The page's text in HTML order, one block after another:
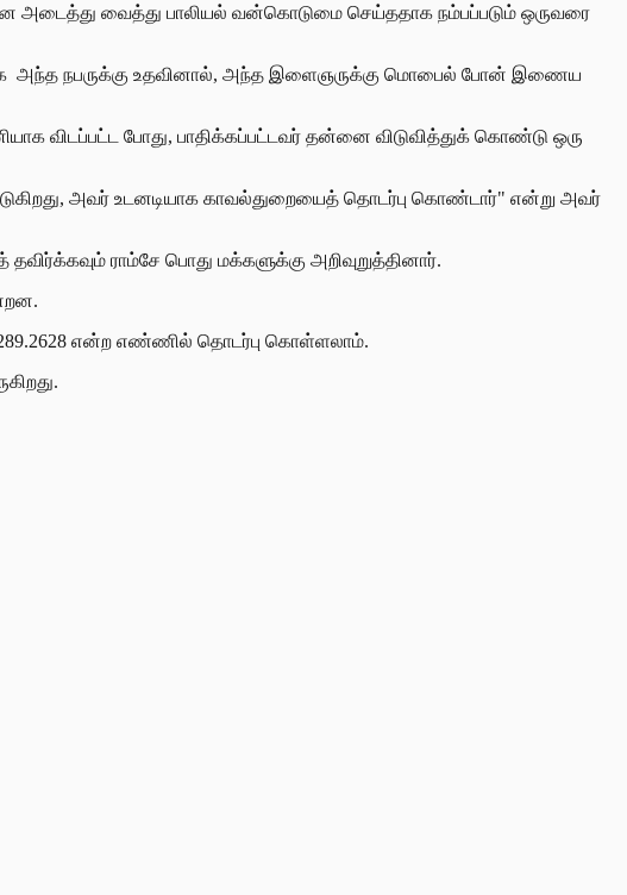
அடைத்து வைத்து பாலியல் வன்கொடுமை செய்ததாக நம்பப்படும் ஒருவரை
அந்த நபருக்கு உதவினால், அந்த இளைஞருக்கு மொபைல் போன் இணைய
விடப்பட்ட போது, பாதிக்கப்பட்டவர் தன்னை விடுவித்துக் கொண்டு ஒரு
அவர் உடனடியாக காவல்துறையைத் தொடர்பு கொண்டார்" என்று அவர்
ராம்சே பொது மக்களுக்கு அறிவுறுத்தினார்.
289.2628 என்ற எண்ணில் தொடர்பு கொள்ளலாம்.